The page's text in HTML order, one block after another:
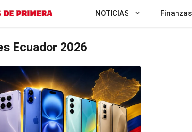
NOTICIAS Finanzas
Ecuador 2026